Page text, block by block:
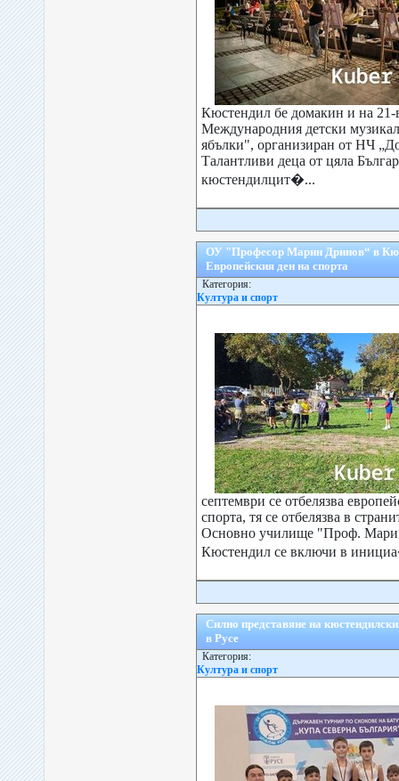
Кюстендил бе домакин и на 21-
Международния детски
ябълки", организиран от НЧ
Талантливи деца от цяла
кюстендилцит�...
ОУ "Професор Марин Дринов“ в
Европейския ден на спорта
Категория:
Култура и спорт
септември се отбелязва
спорта, тя се отбелязва в
Основно училище "Проф.
Кюстендил се включи в
Силно представяне на
в Русе
Категория:
Култура и спорт